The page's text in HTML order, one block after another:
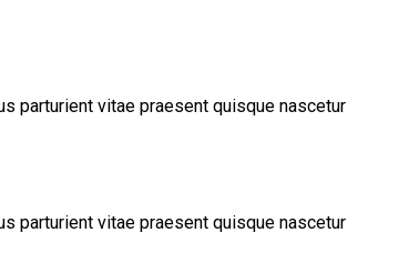
parturient vitae praesent quisque nascetur
parturient vitae praesent quisque nascetur